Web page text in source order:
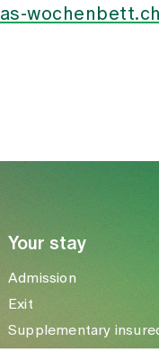
wochenbett.ch
Your stay
Admission
Exit
Supplementary